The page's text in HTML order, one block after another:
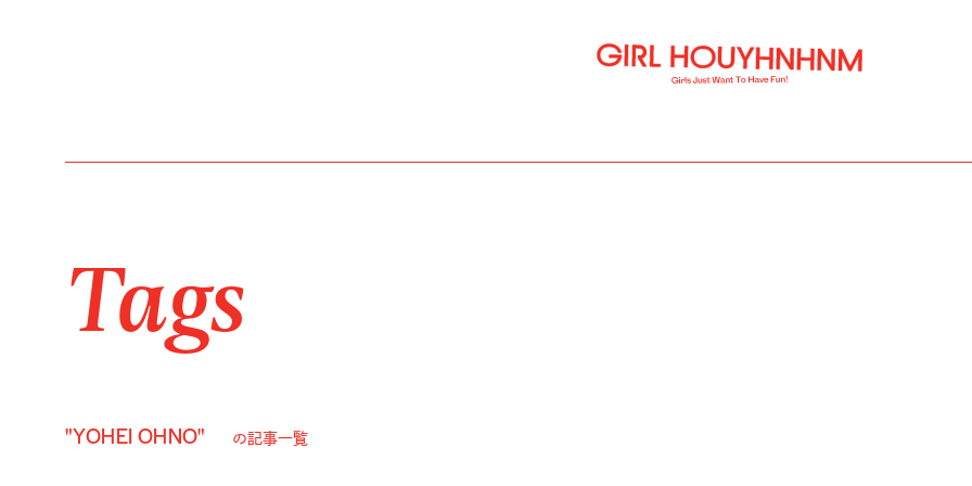
Tags
"YOHEI OHNO" の記事一覧